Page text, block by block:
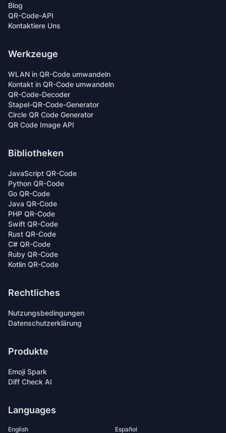
Blog
QR-Code-API
Kontaktiere Uns
Werkzeuge
WLAN in QR-Code umwandeln
Kontakt in QR-Code umwandeln
QR-Code-Decoder
Stapel-QR-Code-Generator
Circle QR Code Generator
QR Code Image API
Bibliotheken
JavaScript QR-Code
Python QR-Code
Go QR-Code
Java QR-Code
PHP QR-Code
Swift QR-Code
Rust QR-Code
C# QR-Code
Ruby QR-Code
Kotlin QR-Code
Rechtliches
Nutzungsbedingungen
Datenschutzerklärung
Produkte
Emoji Spark
Diff Check AI
Languages
English Español